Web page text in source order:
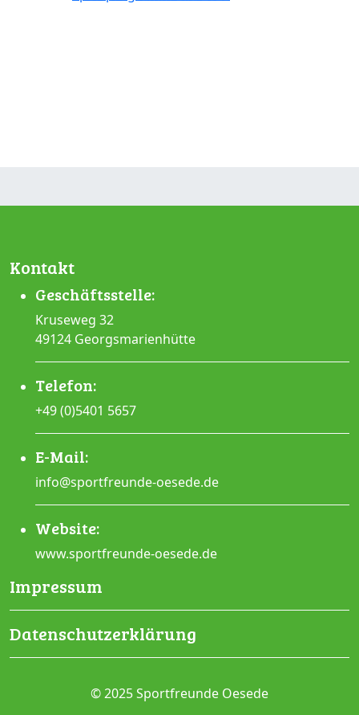
Kontakt
Geschäftsstelle:
Kruseweg 32
49124 Georgsmarienhütte
Telefon:
+49 (0)5401 5657
E-Mail:
info@sportfreunde-oesede.de
Website:
www.sportfreunde-oesede.de
Impressum
Datenschutzerklärung
© 2025 Sportfreunde Oesede